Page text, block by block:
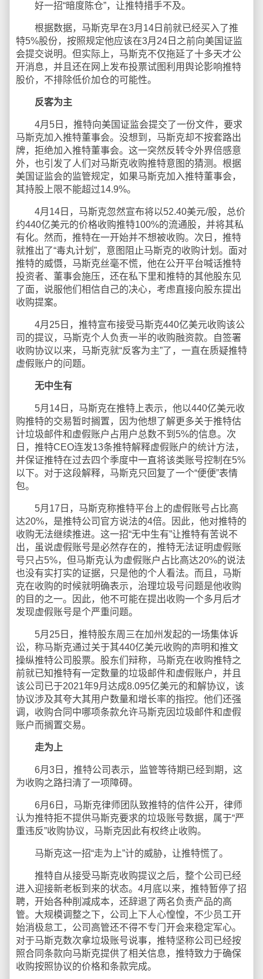
好一招“暗度陈仓”，让推特措手不及。
根据数据，马斯克早在3月14日前就已经买入了推
特5%股份，按照规定他应该在3月24日之前向美国证监
会提交说明。但实际上，马斯克不仅拖延了十多天才公
开消息，并且还在网上发布投票试图利用舆论影响推特
股价，不排除低价加仓的可能性。
反客为主
4月5日，推特向美国证监会提交了一份文件，要求
马斯克加入推特董事会。没想到，马斯克却不按套路出
牌，拒绝加入推特董事会。这一突然反转令外界倍感意
外，也引发了人们对马斯克收购推特意图的猜测。根据
美国证监会的监管规定，如果马斯克加入推特董事会，
其持股上限不能超过14.9%。
4月14日，马斯克忽然宣布将以52.40美元/股，总价
约440亿美元的价格收购推特100%的流通股，并将其私
有化。然而，推特在一开始并不想被收购。次日，推特
就推出了“毒丸计划”，意图阻止马斯克的收购计划。面对
推特的威慑，马斯克丝毫不慌，他在公开平台喊话推特
投资者、董事会施压，还在私下里和推特的其他股东见
了面，说服他们相信自己的决心，考虑直接向股东提出
收购提案。
4月25日，推特宣布接受马斯克440亿美元收购该公
司的提议，马斯克个人负责一半的收购融资款。自签署
收购协议以来，马斯克就“反客为主”了，一直在质疑推特
虚假账户的问题。
无中生有
5月14日，马斯克在推特上表示，他以440亿美元收
购推特的交易暂时搁置，因为他想了解更多关于推特估
计垃圾邮件和虚假账户占用户总数不到5%的信息。次
日，推特CEO连发13条推特解释虚假账户的统计方法，
并保证推特在过去四个季度中一直将该类账号控制在5%
以下。对于这段解释，马斯克只回复了一个“便便”表情
包。
5月17日，马斯克称推特平台上的虚假账号占比高
达20%，是推特公司官方说法的4倍。因此，他对推特的
收购无法继续推进。这一招“无中生有”让推特有苦说不
出，虽说虚假账号是必然存在的，推特无法证明虚假账
号只占5%，但马斯克认为虚假账户占比高达20%的说法
也没有实打实的证据，只是他的个人看法。而且，马斯
克在收购的时候就明确表示，治理垃圾号问题是他收购
的目的之一。因此，他不可能在提出收购一个多月后才
发现虚假账号是个严重问题。
5月25日，推特股东周三在加州发起的一场集体诉
讼，称马斯克通过关于其440亿美元收购的声明和推文
操纵推特公司股票。股东们辩称，马斯克在收购推特之
前就已知推特有一定数量的垃圾邮件和虚假账户，并且
该公司已于2021年9月达成8.095亿美元的和解协议，该
协议涉及其夸大其用户数量和增长率的指控。他们还强
调，收购合同中哪项条款允许马斯克因垃圾邮件和虚假
账户而搁置交易。
走为上
6月3日，推特公司表示，监管等待期已经到期，这
为收购之路扫清了一项障碍。
6月6日，马斯克律师团队致推特的信件公开，律师
认为推特拒不提供马斯克要求的垃圾账号数据，属于“严
重违反”收购协议，马斯克因此有权终止收购。
马斯克这一招“走为上”计的威胁，让推特慌了。
推特自从接受马斯克收购提议之后，整个公司已经
进入迎接新老板到来的状态。4月底以来，推特暂停了招
聘，开始各种削减成本，还辞退了两名负责产品的高
管。大规模调整之下，公司上下人心惶惶，不少员工开
始消极怠工，公司高管还不得不专门开会来稳定军心。
对于马斯克数次拿垃圾账号说事，推特坚称公司已经按
照合同条款向马斯克提供了相关信息，推特致力于确保
收购按照协议的价格和条款完成。